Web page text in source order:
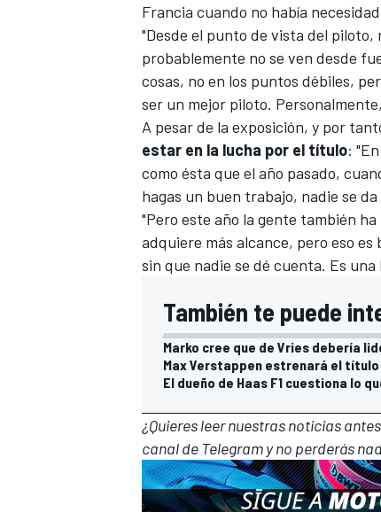
Francia cuando no había
"Desde el punto de vista del
probablemente no se ven desde
cosas, no en los puntos débiles,
ser un mejor piloto.
A pesar de la exposición, y por
estar en la lucha por el título:
como ésta que el año pasado,
hagas un buen trabajo, nadie se
"Pero este año la gente también
adquiere más alcance, pero eso
sin que nadie se dé cuenta. Es
También te puede
Marko cree que de Vries debería
Max Verstappen estrenará el
El dueño de Haas F1 cuestiona lo
¿Quieres leer nuestras noticias
canal de Telegramy no perderás